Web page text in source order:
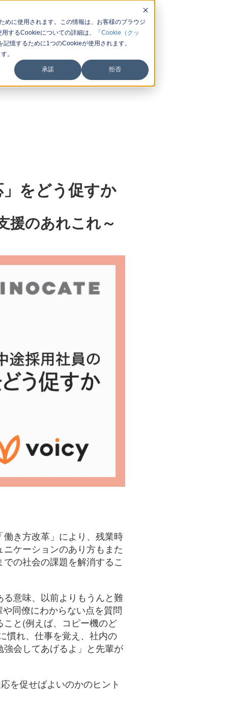
に使用されます。この情報は、お客様のブラウジ
するCookieについての詳細は、「 Cookie（クッ
憶するために1つのCookieが使用されます。
。
承諾 拒否
をどう促すか
援のあれこれ～
き方改革」により、残業時
ケーションのあり方もまた
の社会の課題を解消するこ
意味、以前よりもうんと難
同僚にわからない点を質問
と(例えば、コピー機のど
慣れ、仕事を覚え、社内の
会してあげるよ」と先輩が
を促せばよいのかのヒント